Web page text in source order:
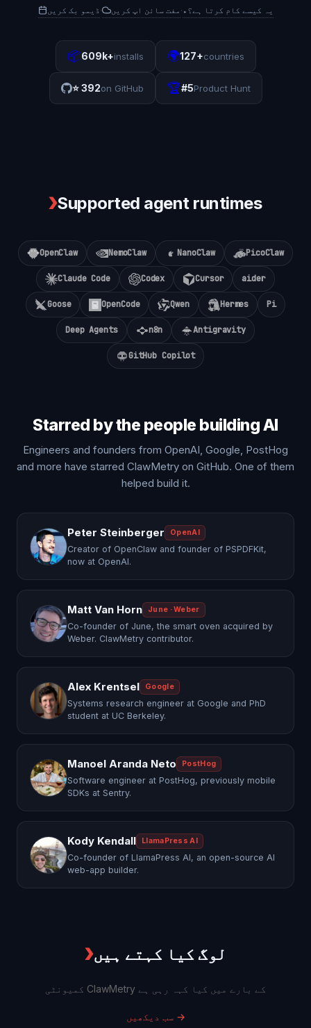
ڈیمو بک کریں · مفت سائن اپ کریں · ▸ یہ کیسے کام کرتا ہے؟
📦609k+installs 🌍127+countries
⭐392on GitHub 🏆#5Product Hunt
❯Supported agent runtimes
OpenClaw NemoClaw NanoClaw PicoClaw
Claude Code Codex Cursor aider
Goose OpenCode Qwen Hermes Pi
Deep Agents n8n Antigravity
GitHub Copilot
Starred by the people building AI
Engineers and founders from OpenAI, Google, PostHog
and more have starred ClawMetry on GitHub. One of them
helped build it.
Peter Steinberger OpenAI
Creator of OpenClaw and founder of PSPDFKit,
now at OpenAI.
Matt Van Horn June · Weber
Co-founder of June, the smart oven acquired by
Weber. ClawMetry contributor.
Alex Krentsel Google
Systems research engineer at Google and PhD
student at UC Berkeley.
Manoel Aranda Neto PostHog
Software engineer at PostHog, previously mobile
SDKs at Sentry.
Kody Kendall LlamaPress AI
Co-founder of LlamaPress AI, an open-source AI
web-app builder.
❯لوگ کیا کہتے ہیں
کمیونٹی ClawMetry کے بارے میں کیا کہہ رہی ہے
سب دیکھیں→